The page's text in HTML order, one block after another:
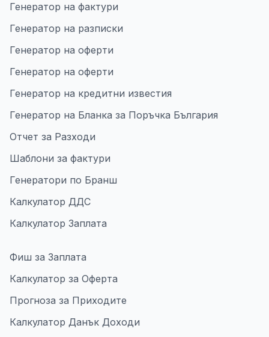
Генератор на фактури
Генератор на разписки
Генератор на оферти
Генератор на оферти
Генератор на кредитни известия
Генератор на Бланка за Поръчка България
Отчет за Разходи
Шаблони за фактури
Генератори по Бранш
Калкулатор ДДС
Калкулатор Заплата
Фиш за Заплата
Калкулатор за Оферта
Прогноза за Приходите
Калкулатор Данък Доходи